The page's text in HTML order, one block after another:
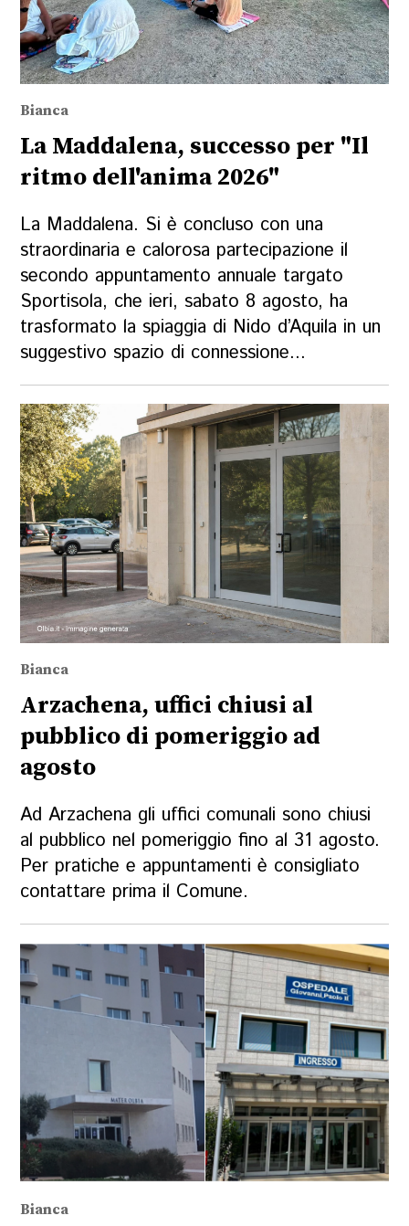
Bianca
La Maddalena, successo per "Il
ritmo dell'anima 2026"
La Maddalena. Si è concluso con una
straordinaria e calorosa partecipazione il
secondo appuntamento annuale targato
Sportisola, che ieri, sabato 8 agosto, ha
trasformato la spiaggia di Nido d’Aquila in un
suggestivo spazio di connessione...
Bianca
Arzachena, uffici chiusi al
pubblico di pomeriggio ad
agosto
Ad Arzachena gli uffici comunali sono chiusi
al pubblico nel pomeriggio fino al 31 agosto.
Per pratiche e appuntamenti è consigliato
contattare prima il Comune.
Bianca